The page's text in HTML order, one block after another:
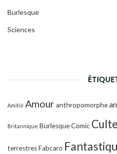
Burlesque
Sciences
Amitié Amour anthropomorphe
Britannique BurlesqueComic Culte
terrestresFabcaro